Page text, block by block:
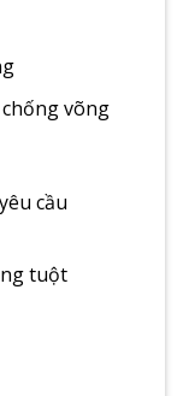
võng
cầu
tuột